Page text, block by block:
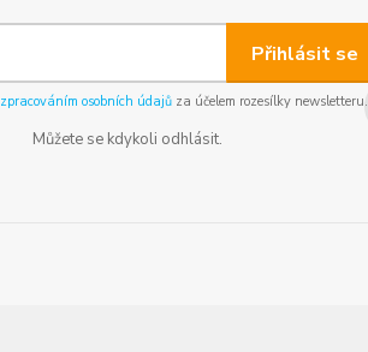
Přihlásit se
zpracováním osobních údajůza účelem rozesílky newsletteru.
Můžete se kdykoli odhlásit.